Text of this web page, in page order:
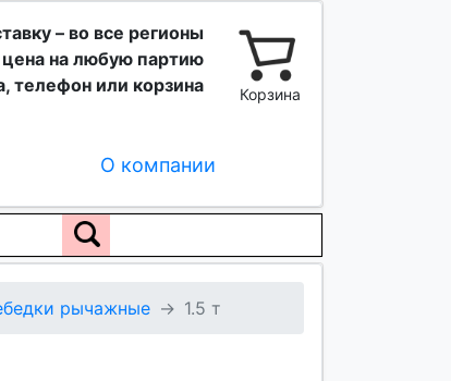
– во все регионы
на любую партию
телефон или корзина
Корзина
О компании
рычажные 1.5 т